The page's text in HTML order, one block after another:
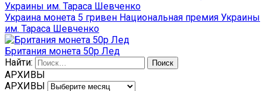
Украина монета 5 гривен Национальная премия Украины
им. Тараса Шевченко
Британия монета 50р Лед
Найти:
АРХИВЫ
АРХИВЫ